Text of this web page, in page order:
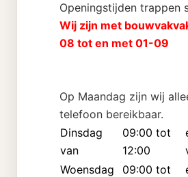
Openingstijden trappen
Wij zijn met
08 tot en met 01-09
Op Maandag zijn wij
telefoon bereikbaar.
Dinsdag
van
09:00 tot
12:00
Woensdag
09:00 tot